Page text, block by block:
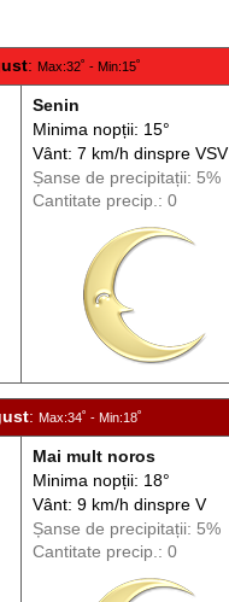
: Max:32˚ - Min:15˚
Senin
Minima nopții: 15°
Vânt: 7 km/h dinspreVSV
Șanse de precipitații: 5%
Cantitate precip.: 0
: Max:34˚ - Min:18˚
Mai mult noros
Minima nopții: 18°
Vânt: 9 km/h dinspreV
Șanse de precipitații: 5%
Cantitate precip.: 0